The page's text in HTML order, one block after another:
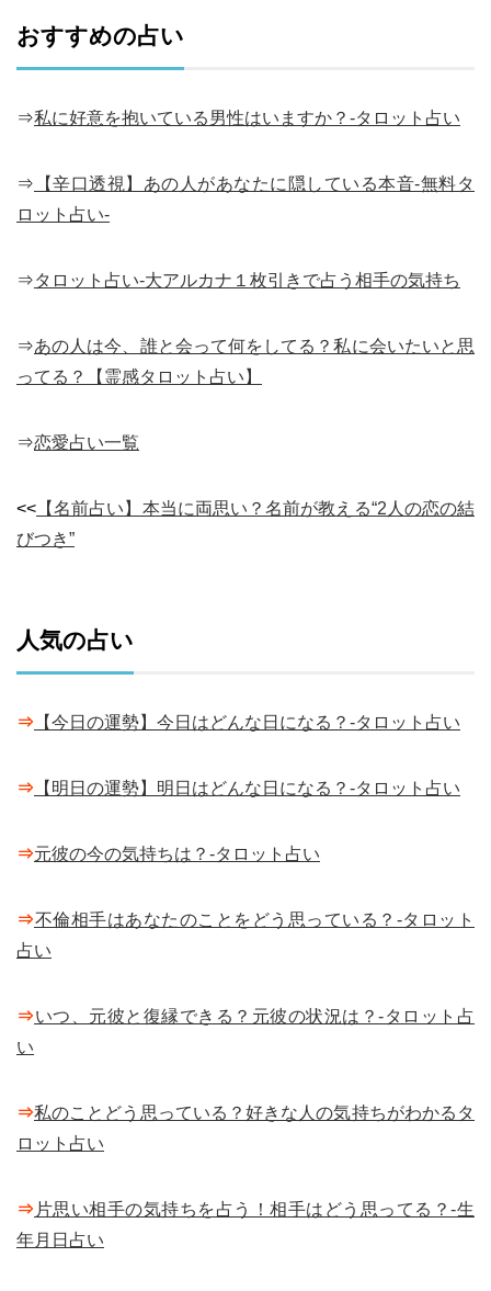
おすすめの占い
⇒私に好意を抱いている男性はいますか？-タロット占い
⇒ 【辛口透視】あの人があなたに隠している本音-無料タ
ロット占い-
⇒タロット占い-大アルカナ１枚引きで占う相手の気持ち
⇒あの人は今、誰と会って何をしてる？私に会いたいと思
ってる？【霊感タロット占い】
⇒恋愛占い一覧
<< 【名前占い】本当に両思い？名前が教える“2人の恋の結
びつき”
人気の占い
⇒ 【今日の運勢】今日はどんな日になる？-タロット占い
⇒ 【明日の運勢】明日はどんな日になる？-タロット占い
⇒元彼の今の気持ちは？-タロット占い
⇒不倫相手はあなたのことをどう思っている？-タロット
占い
⇒いつ、元彼と復縁できる？元彼の状況は？-タロット占
い
⇒私のことどう思っている？好きな人の気持ちがわかるタ
ロット占い
⇒ 片思い相手の気持ちを占う！相手はどう思ってる？-生
年月日占い